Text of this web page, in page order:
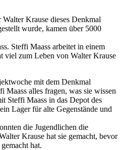
Krause dieses Denkmal
wurde, kamen über 5000
Steffi Maass arbeitet in einem
viel zum Leben von Walter Krause
mit dem Denkmal
Maass alles fragen, was sie wissen
Steffi Maass in das Depot des
Lager für alte Gegenstände und
die Jugendlichen die
Krause hat sie gemacht, bevor
hat.